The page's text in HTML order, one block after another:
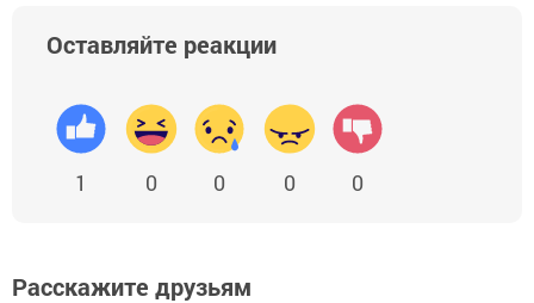
Оставляйте реакции
1 0 0 0 0
Расскажите друзьям